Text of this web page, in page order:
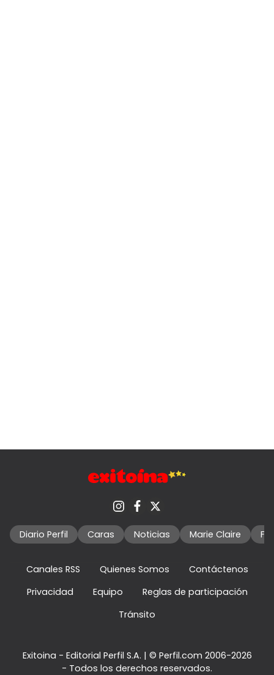
Diario Perfil Caras Noticias Marie Claire
Canales RSS Quienes Somos
Contáctenos
Privacidad
Equipo
Reglas de participación
Tránsito
Exitoina - Editorial Perfil S.A. | © Perfil.com 2006-2026
- Todos los derechos reservados.